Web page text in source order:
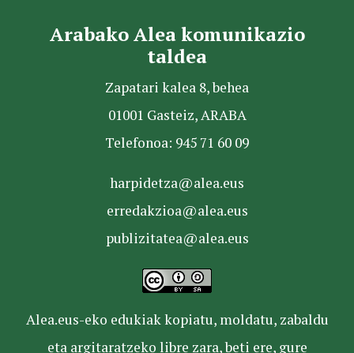
Arabako Alea komunikazio
taldea
Zapatari kalea 8, behea
01001 Gasteiz, ARABA
Telefonoa: 945 71 60 09
harpidetza@alea.eus
erredakzioa@alea.eus
publizitatea@alea.eus
Alea.eus-eko edukiak kopiatu, moldatu, zabaldu
eta argitaratzeko libre zara, beti ere, gure